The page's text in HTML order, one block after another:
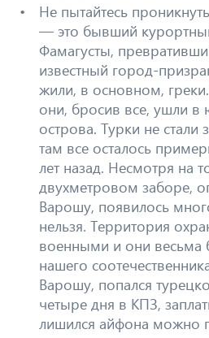
Не пытайтесь
— это бывший
Фамагусты,
известный город-
жили, в основном,
они, бросив все, ушли
острова. Турки не стали
там все осталось
лет назад. Несмотря на
двухметровом заборе,
Варошу, появилось
нельзя. Территория
военными и они весьма
нашего
Варошу, попался
четыре дня в КПЗ,
лишился айфона можно